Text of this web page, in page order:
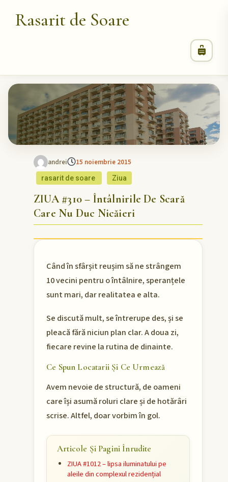
Rasarit de Soare
andrei 15 noiembrie 2015
rasarit de soare Ziua
ZIUA #310 – Întâlnirile De Scară
Care Nu Duc Nicăieri
Când în sfârșit reușim să ne strângem
10 vecini pentru o întâlnire, speranțele
sunt mari, dar realitatea e alta.
Se discută mult, se întrerupe des, și se
pleacă fără niciun plan clar. A doua zi,
fiecare revine la rutina de dinainte.
Ce Spun Locatarii Și Ce Urmează
Avem nevoie de structură, de oameni
care își asumă roluri clare și de hotărâri
scrise. Altfel, doar vorbim în gol.
Articole Și Pagini Înrudite
ZIUA #1012 – lipsa iluminatului pe
aleile din complexul rezidențial